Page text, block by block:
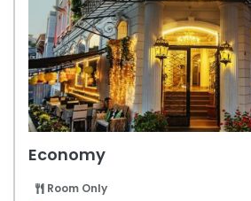
Economy
Room Only